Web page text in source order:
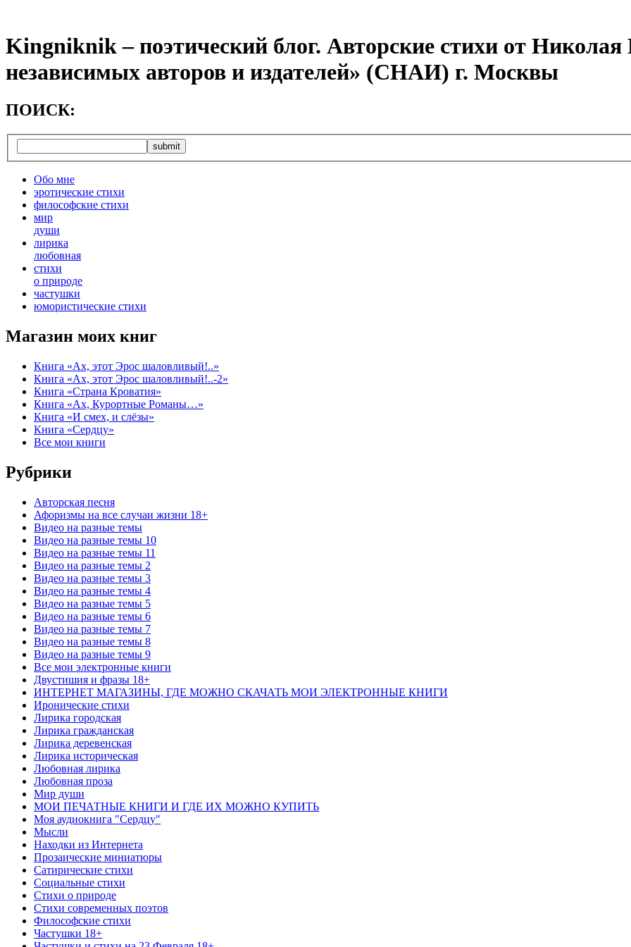
Kingniknik – поэтический блог. Авторские стихи от
независимых авторов и издателей» (СНАИ) г. Москвы
ПОИСК:
Обо мне
эротические стихи
философские стихи
мир
души
лирика
любовная
cтихи
о природе
частушки
юмористические стихи
Магазин моих книг
Книга «Ах, этот Эрос шаловливый!..»
Книга «Ах, этот Эрос шаловливый!..-2»
Книга «Страна Кроватия»
Книга «Ах, Курортные Романы…»
Книга «И смех, и слёзы»
Книга «Сердцу»
Все мои книги
Рубрики
Авторская песня
Афоризмы на все случаи жизни 18+
Видео на разные темы
Видео на разные темы 10
Видео на разные темы 11
Видео на разные темы 2
Видео на разные темы 3
Видео на разные темы 4
Видео на разные темы 5
Видео на разные темы 6
Видео на разные темы 7
Видео на разные темы 8
Видео на разные темы 9
Все мои электронные книги
Двустишия и фразы 18+
ИНТЕРНЕТ МАГАЗИНЫ, ГДЕ МОЖНО СКАЧАТЬ МОИ ЭЛЕКТРОННЫЕ КНИГИ
Иронические стихи
Лирика городская
Лирика гражданская
Лирика деревенская
Лирика историческая
Любовная лирика
Любовная проза
Мир души
МОИ ПЕЧАТНЫЕ КНИГИ И ГДЕ ИХ МОЖНО КУПИТЬ
Моя аудиокнига "Сердцу"
Мысли
Находки из Интернета
Прозаические миниатюры
Сатирические стихи
Социальные стихи
Стихи о природе
Стихи современных поэтов
Философские стихи
Частушки 18+